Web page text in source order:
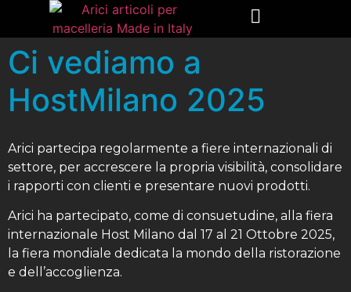
Ci vediamo a
HostMilano 2025
Arici partecipa regolarmente a fiere internazionali di
settore, per accrescere la propria visibilità, consolidare
i rapporti con clienti e presentare nuovi prodotti.
Arici ha partecipato, come di consuetudine, alla fiera
internazionale Host Milano dal 17 al 21 Ottobre 2025,
la fiera mondiale dedicata la mondo della ristorazione
e dell’accoglienza.